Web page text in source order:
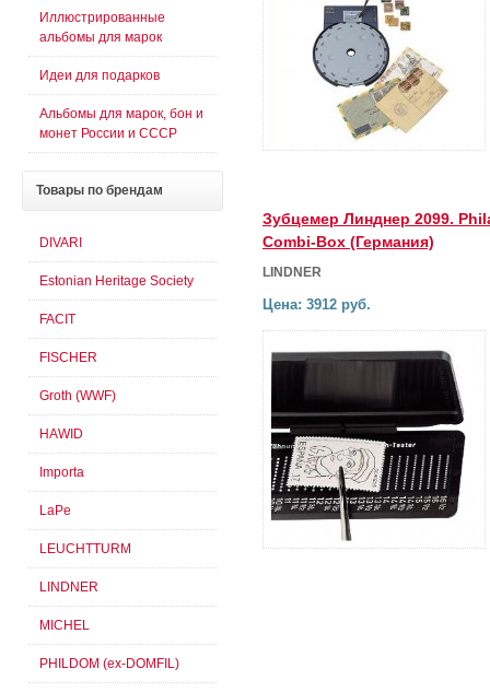
Зубцемер Линднер 2099.
Combi-Box (Германия)
LINDNER
Цена: 3912 руб.
Иллюстрированные
альбомы для марок
Идеи для подарков
Альбомы для марок, бон и
монет России и СССР
Товары по брендам
DIVARI
Estonian Heritage Society
FACIT
FISCHER
Groth (WWF)
HAWID
Importa
LaPe
LEUCHTTURM
LINDNER
MICHEL
PHILDOM (ex-DOMFIL)